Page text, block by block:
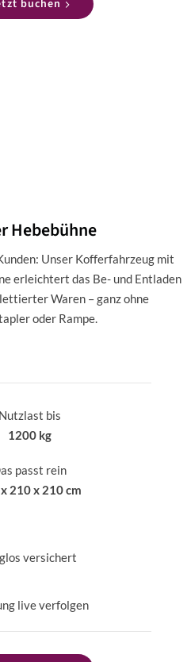
buchen
Hebebühne
Unser Kofferfahrzeug mit
erleichtert das Be- und Entladen
Waren – ganz ohne
oder Rampe.
Nutzlast bis
1200 kg
passt rein
210 x 210 cm
versichert
live verfolgen